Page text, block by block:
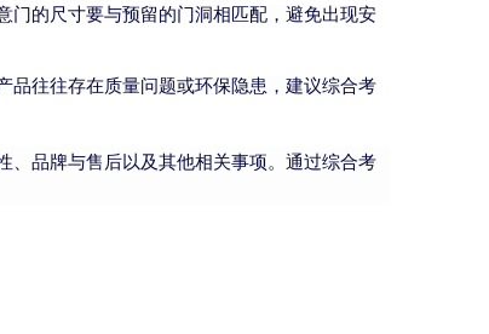
门的尺寸要与预留的门洞相匹配，避免出现安
品往往存在质量问题或环保隐患，建议综合考
、品牌与售后以及其他相关事项。通过综合考